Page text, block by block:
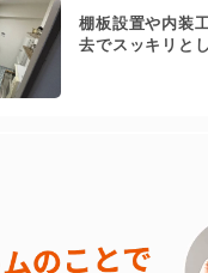
棚板設置や内装
去でスッキリと